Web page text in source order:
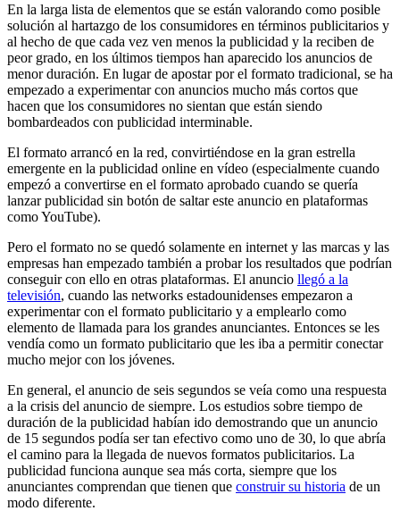
En la larga lista de elementos que se están valorando como posible
solución al hartazgo de los consumidores en términos publicitarios y
al hecho de que cada vez ven menos la publicidad y la reciben de
peor grado, en los últimos tiempos han aparecido los anuncios de
menor duración. En lugar de apostar por el formato tradicional, se ha
empezado a experimentar con anuncios mucho más cortos que
hacen que los consumidores no sientan que están siendo
bombardeados con publicidad interminable.
El formato arrancó en la red, convirtiéndose en la gran estrella
emergente en la publicidad online en vídeo (especialmente cuando
empezó a convertirse en el formato aprobado cuando se quería
lanzar publicidad sin botón de saltar este anuncio en plataformas
como YouTube).
Pero el formato no se quedó solamente en internet y las marcas y las
empresas han empezado también a probar los resultados que podrían
conseguir con ello en otras plataformas. El anuncio llegó a la
televisión, cuando las networks estadounidenses empezaron a
experimentar con el formato publicitario y a emplearlo como
elemento de llamada para los grandes anunciantes. Entonces se les
vendía como un formato publicitario que les iba a permitir conectar
mucho mejor con los jóvenes.
En general, el anuncio de seis segundos se veía como una respuesta
a la crisis del anuncio de siempre. Los estudios sobre tiempo de
duración de la publicidad habían ido demostrando que un anuncio
de 15 segundos podía ser tan efectivo como uno de 30, lo que abría
el camino para la llegada de nuevos formatos publicitarios. La
publicidad funciona aunque sea más corta, siempre que los
anunciantes comprendan que tienen que construir su historia de un
modo diferente.